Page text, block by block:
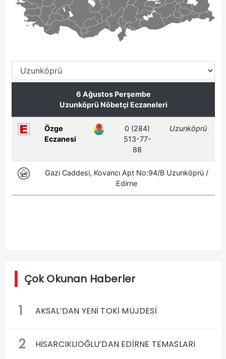
Çok Okunan Haberler
1 AKSAL’DAN YENİ TOKİ MÜJDESİ
2 HİSARCIKLIOĞLU’DAN EDİRNE TEMASLARI